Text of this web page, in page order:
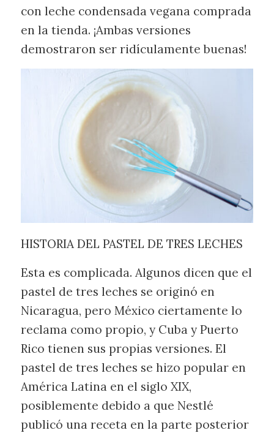
con leche condensada vegana comprada
en la tienda. ¡Ambas versiones
demostraron ser ridículamente buenas!
HISTORIA DEL PASTEL DE TRES LECHES
Esta es complicada. Algunos dicen que el
pastel de tres leches se originó en
Nicaragua, pero México ciertamente lo
reclama como propio, y Cuba y Puerto
Rico tienen sus propias versiones. El
pastel de tres leches se hizo popular en
América Latina en el siglo XIX,
posiblemente debido a que Nestlé
publicó una receta en la parte posterior